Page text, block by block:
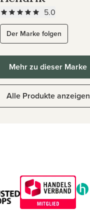
5.0
Der Marke folgen
Mehr zu dieser Marke
Alle Produkte anzeigen